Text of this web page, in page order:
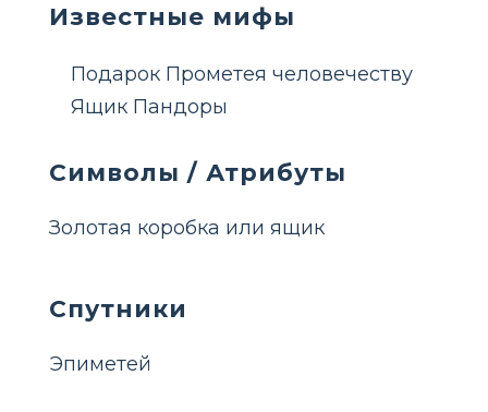
Известные мифы
Подарок Прометея человечеству
Ящик Пандоры
Символы / Атрибуты
Золотая коробка или ящик
Спутники
Эпиметей